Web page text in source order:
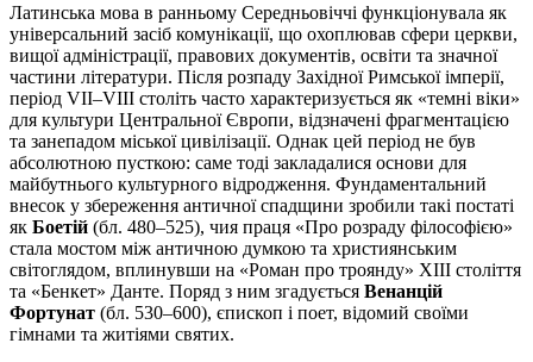
Латинська мова в ранньому Середньовіччі функціонувала як
універсальний засіб комунікації, що охоплював сфери церкви,
вищої адміністрації, правових документів, освіти та значної
частини літератури. Після розпаду Західної Римської імперії,
період VII–VIII століть часто характеризується як «темні віки»
для культури Центральної Європи, відзначені фрагментацією
та занепадом міської цивілізації. Однак цей період не був
абсолютною пусткою: саме тоді закладалися основи для
майбутнього культурного відродження. Фундаментальний
внесок у збереження античної спадщини зробили такі постаті
як Боетій (бл. 480–525), чия праця «Про розраду філософією»
стала мостом між античною думкою та християнським
світоглядом, вплинувши на «Роман про троянду» XIII століття
та «Бенкет» Данте. Поряд з ним згадується Венанцій
Фортунат (бл. 530–600), єпископ і поет, відомий своїми
гімнами та житіями святих.